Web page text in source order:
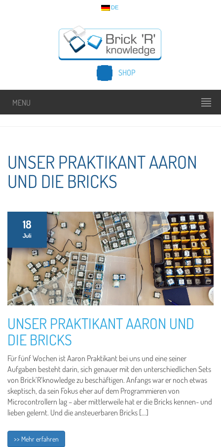
DE
SHOP
MENU
UNSER PRAKTIKANT AARON
UND DIE BRICKS
18
Juli
UNSER PRAKTIKANT AARON UND
DIE BRICKS
Für fünf Wochen ist Aaron Praktikant bei uns und eine seiner
Aufgaben besteht darin, sich genauer mit den unterschiedlichen Sets
von Brick’R’knowledge zu beschäftigen. Anfangs war er noch etwas
skeptisch, da sein Fokus eher auf dem Programmieren von
Microcontrollern lag – aber mittlerweile hat er die Bricks kennen- und
lieben gelernt. Und die ansteuerbaren Bricks […]
>> Mehr erfahren